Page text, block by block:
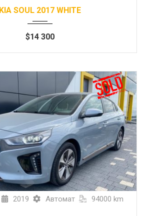
KIA SOUL 2017 WHITE
$14 300
2019 Автомат 94000 km